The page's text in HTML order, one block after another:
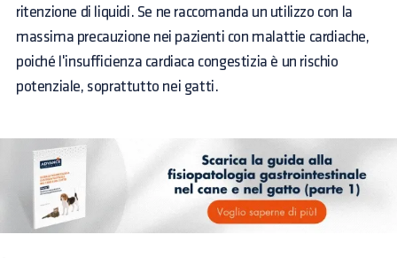
ritenzione di liquidi. Se ne raccomanda un utilizzo con la
massima precauzione nei pazienti con malattie cardiache,
poiché l'insufficienza cardiaca congestizia è un rischio
potenziale, soprattutto nei gatti.